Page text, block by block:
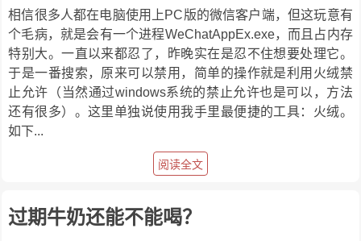
相信很多人都在电脑使用上PC版的微信客户端，但这玩意有
个毛病，就是会有一个进程WeChatAppEx.exe，而且占内存
特别大。一直以来都忍了，昨晚实在是忍不住想要处理它。
于是一番搜索，原来可以禁用，简单的操作就是利用火绒禁
止允许（当然通过windows系统的禁止允许也是可以，方法
还有很多）。这里单独说使用我手里最便捷的工具：火绒。
如下...
阅读全文
过期牛奶还能不能喝？